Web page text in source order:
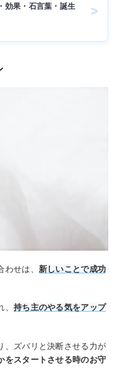
効果・石言葉・誕生
せは、 新しいことで成功
、持ち主のやる気をアップ
、ズバリと決断させる力が
をスタートさせる時のお守